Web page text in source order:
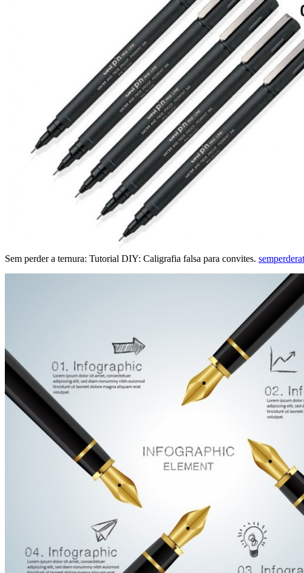
Sem perder a ternura: Tutorial DIY: Caligrafia falsa para convites.